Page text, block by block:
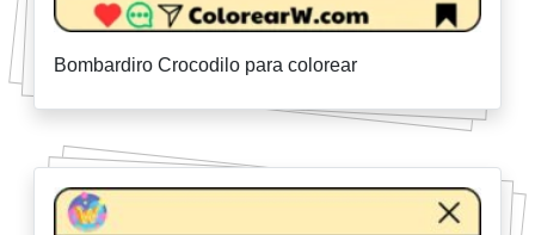
Bombardiro Crocodilo para colorear